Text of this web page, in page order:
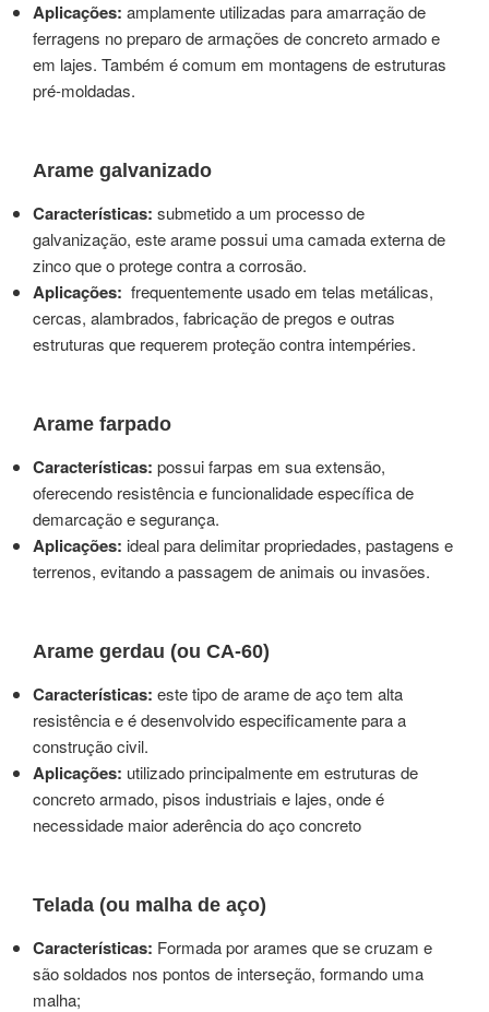
Aplicações: amplamente utilizadas para amarração de
ferragens no preparo de armações de concreto armado e
em lajes. Também é comum em montagens de estruturas
pré-moldadas.
Arame galvanizado
Características: submetido a um processo de
galvanização, este arame possui uma camada externa de
zinco que o protege contra a corrosão.
Aplicações: frequentemente usado em telas metálicas,
cercas, alambrados, fabricação de pregos e outras
estruturas que requerem proteção contra intempéries.
Arame farpado
Características: possui farpas em sua extensão,
oferecendo resistência e funcionalidade específica de
demarcação e segurança.
Aplicações: ideal para delimitar propriedades, pastagens e
terrenos, evitando a passagem de animais ou invasões.
Arame gerdau (ou CA-60)
Características: este tipo de arame de aço tem alta
resistência e é desenvolvido especificamente para a
construção civil.
Aplicações: utilizado principalmente em estruturas de
concreto armado, pisos industriais e lajes, onde é
necessidade maior aderência do aço concreto
Telada (ou malha de aço)
Características: Formada por arames que se cruzam e
são soldados nos pontos de interseção, formando uma
malha;